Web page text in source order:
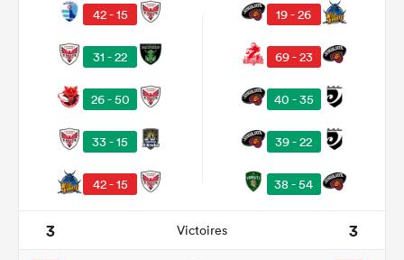
42 - 15
31 - 22
26 - 50
33 - 15
42 - 15
19 - 26
69 - 23
40 - 35
39 - 22
38 - 54
3 Victoires 3